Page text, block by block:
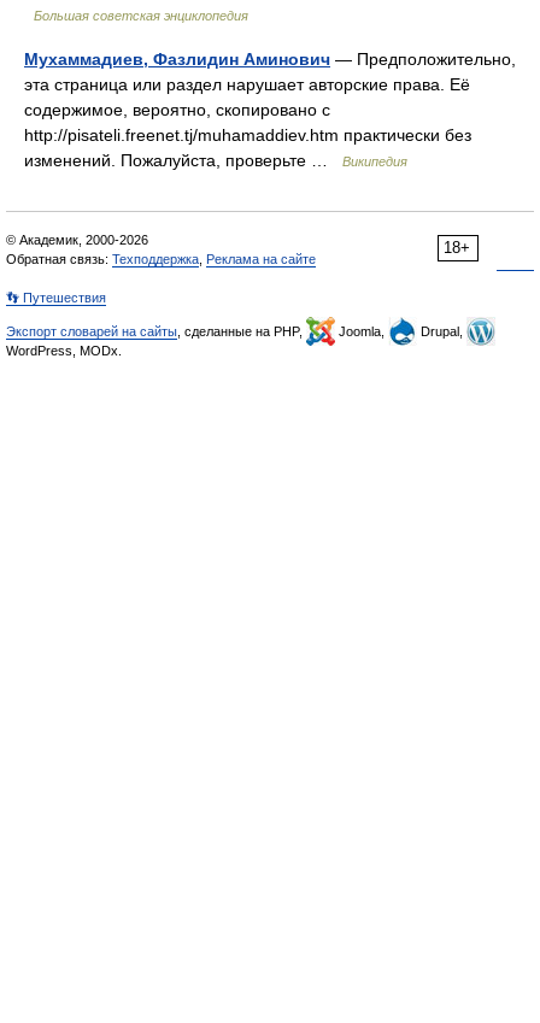
Большая советская энциклопедия
Мухаммадиев, Фазлидин Аминович — Предположительно,
эта страница или раздел нарушает авторские права. Её
содержимое, вероятно, скопировано с
http://pisateli.freenet.tj/muhamaddiev.htm практически без
изменений. Пожалуйста, проверьте …
Википедия
18+
© Академик, 2000-2026
Обратная связь: Техподдержка Реклама на сайте
👣 Путешествия
Экспорт словарей на сайты , сделанные на PHP, Joomla,
Drupal,
WordPress, MODx.